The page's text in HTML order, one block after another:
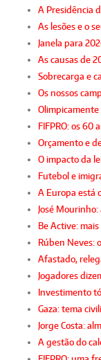
A Presidência
As lesões e o
Janela para
As causas de
Sobrecarga e
Os nossos
FIFPRO: os 60
Orçamento e
O impacto da
Futebol e
A Europa está
José
Be Active:
Rúben Neves:
Afastado,
Jogadores
Investimento
Gaza: tema
Jorge Costa:
A gestão do